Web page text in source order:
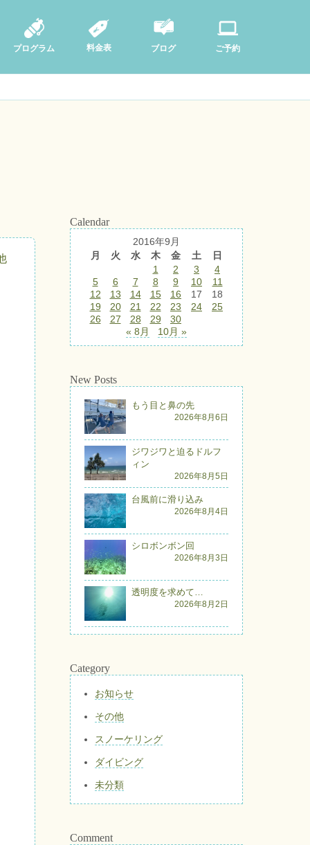
プログラム 料金表 ブログ ご予約
Calendar
2016年9月
月
火 水 木 金 土
日
1
2 3
4
5
6 7 8 9 10
11
12
13 14 15 16 17
18
19
20 21 22 23 24
25
26
27 28 29
30
« 8月
10月 »
New Posts
もう目と鼻の先
2026年8月6日
ジワジワと迫るドルフ
ィン
2026年8月5日
台風前に滑り込み
2026年8月4日
シロボンボン回
2026年8月3日
透明度を求めて…
2026年8月2日
Category
お知らせ
その他
スノーケリング
ダイビング
未分類
Comment